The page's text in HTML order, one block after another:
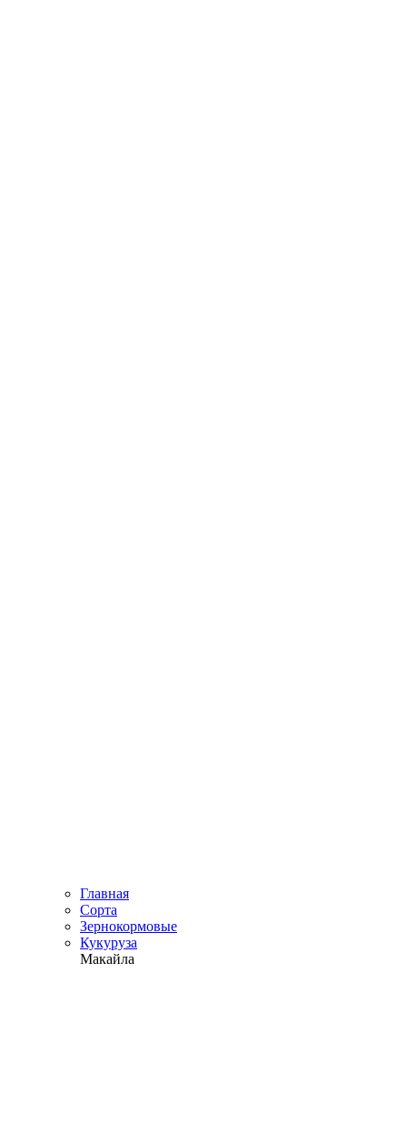
Главная
Сорта
Зернокормовые
Кукуруза
Макайла